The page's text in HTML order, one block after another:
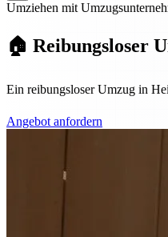
Umziehen mit
🏠 Reibungsloser
Ein reibungsloser Umzug in
Angebot anfordern